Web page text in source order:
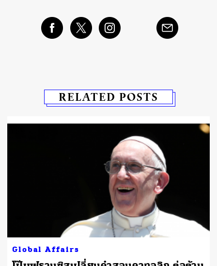
RELATED POSTS
Global Affairs